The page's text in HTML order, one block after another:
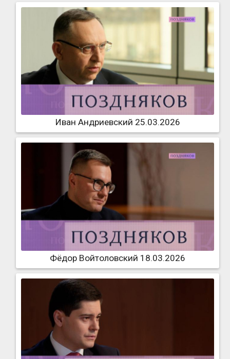
Иван Андриевский 25.03.2026
Фёдор Войтоловский 18.03.2026